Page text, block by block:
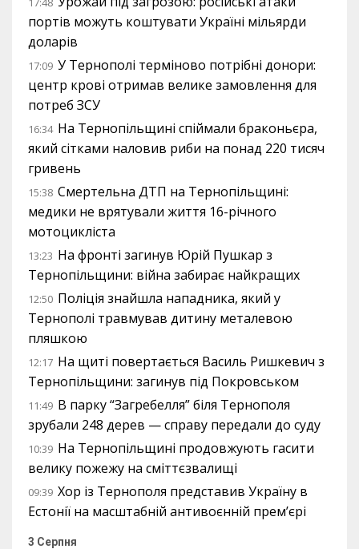
портів можуть коштувати Україні мільярди
доларів
17:09 У Тернополі терміново потрібні донори:
центр крові отримав велике замовлення для
потреб ЗСУ
16:34 На Тернопільщині спіймали браконьєра,
який сітками наловив риби на понад 220 тисяч
гривень
15:38 Смертельна ДТП на Тернопільщині:
медики не врятували життя 16-річного
мотоцикліста
13:23 На фронті загинув Юрій Пушкар з
Тернопільщини: війна забирає найкращих
12:50 Поліція знайшла нападника, який у
Тернополі травмував дитину металевою
пляшкою
12:17 На щиті повертається Василь Ришкевич з
Тернопільщини: загинув під Покровськом
11:49 В парку “Загребелля” біля Тернополя
зрубали 248 дерев — справу передали до суду
10:39 На Тернопільщині продовжують гасити
велику пожежу на сміттєзвалищі
09:39 Хор із Тернополя представив Україну в
Естонії на масштабній антивоєнній прем’єрі
3 Серпня